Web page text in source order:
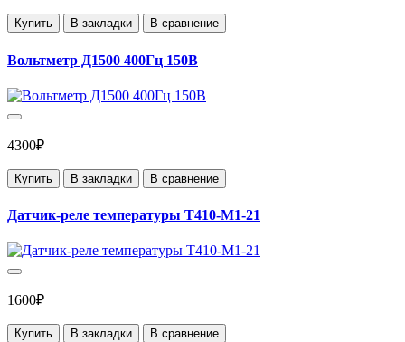
Купить В закладки В сравнение
Вольтметр Д1500 400Гц 150В
4300₽
Купить В закладки В сравнение
Датчик-реле температуры Т410-М1-21
1600₽
Купить В закладки В сравнение